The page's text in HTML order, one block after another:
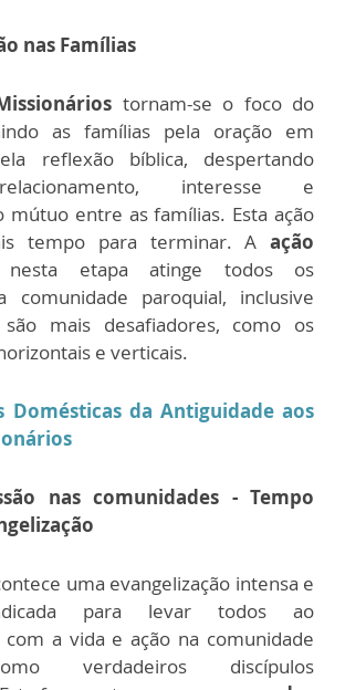
nas Famílias
tornam-se o foco do
as famílias pela oração em
reflexão bíblica, despertando
interesse e
mútuo entre as famílias. Esta ação
tempo para terminar. A ação
nesta etapa atinge todos os
comunidade paroquial, inclusive
mais desafiadores, como os
e verticais.
Domésticas da Antiguidade aos
nas comunidades - Tempo
uma evangelização intensa e
para levar todos ao
a vida e ação na comunidade
verdadeiros discípulos